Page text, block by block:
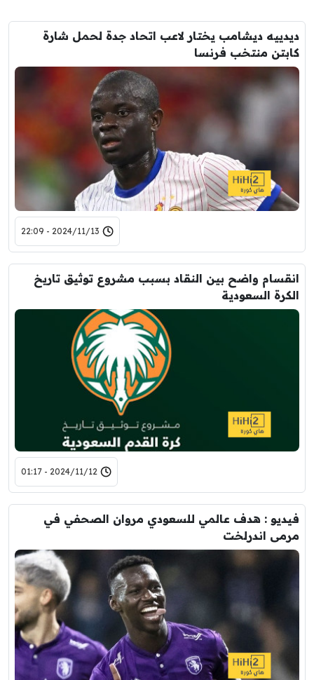
ديدييه ديشامب يختار لاعب اتحاد جدة لحمل شارة
كابتن منتخب فرنسا
2024/11/13 - 22:09
انقسام واضح بين النقاد بسبب مشروع توثيق تاريخ
الكرة السعودية
2024/11/12 - 01:17
فيديو : هدف عالمي للسعودي مروان الصحفي في
مرمى اندرلخت